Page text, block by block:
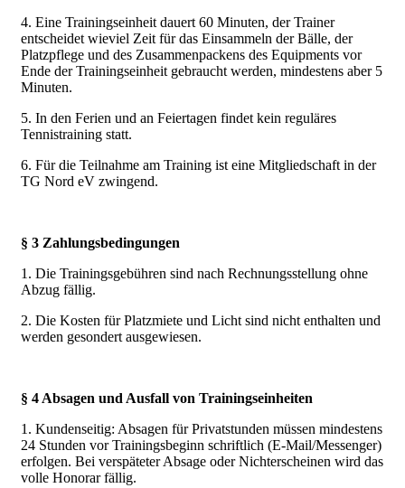
4. Eine Trainingseinheit dauert 60 Minuten, der Trainer
entscheidet wieviel Zeit für das Einsammeln der Bälle, der
Platzpflege und des Zusammenpackens des Equipments vor
Ende der Trainingseinheit gebraucht werden, mindestens aber 5
Minuten.
5. In den Ferien und an Feiertagen findet kein reguläres
Tennistraining statt.
6. Für die Teilnahme am Training ist eine Mitgliedschaft in der
TG Nord eV zwingend.
§ 3 Zahlungsbedingungen
1. Die Trainingsgebühren sind nach Rechnungsstellung ohne
Abzug fällig.
2. Die Kosten für Platzmiete und Licht sind nicht enthalten und
werden gesondert ausgewiesen.
§ 4 Absagen und Ausfall von Trainingseinheiten
1. Kundenseitig: Absagen für Privatstunden müssen mindestens
24 Stunden vor Trainingsbeginn schriftlich (E-Mail/Messenger)
erfolgen. Bei verspäteter Absage oder Nichterscheinen wird das
volle Honorar fällig.